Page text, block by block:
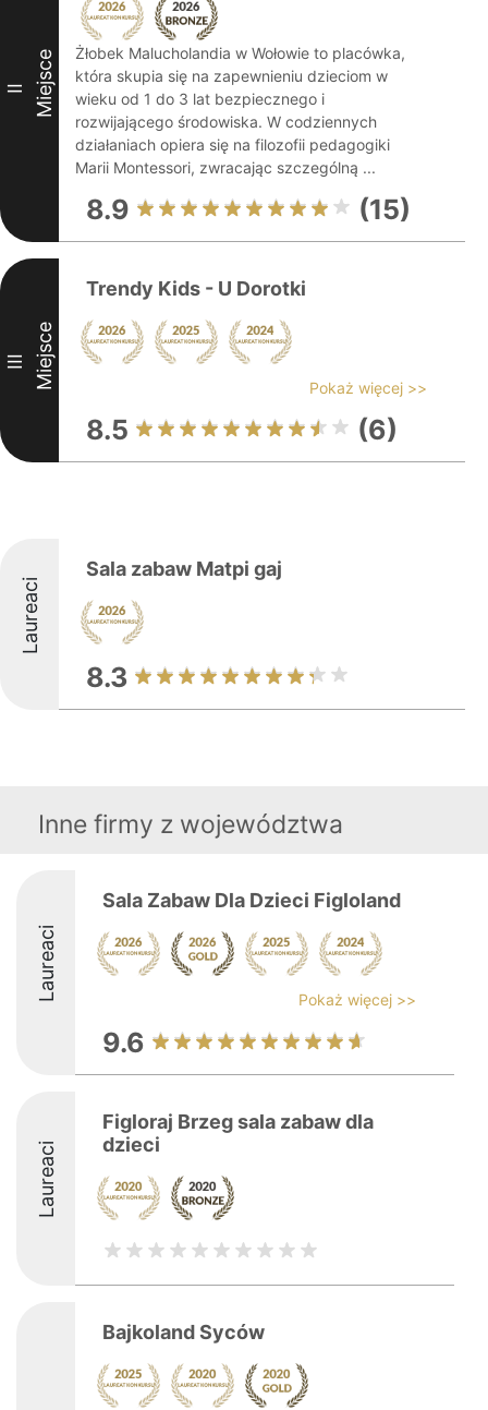
II Miejsce
Żłobek Malucholandia w Wołowie to placówka,
która skupia się na zapewnieniu dzieciom w
wieku od 1 do 3 lat bezpiecznego i
rozwijającego środowiska. W codziennych
działaniach opiera się na filozofii pedagogiki
Marii Montessori, zwracając szczególną ...
8.9 (15)
III Miejsce
Trendy Kids - U Dorotki
Pokaż więcej >>
8.5 (6)
Laureaci
Sala zabaw Matpi gaj
8.3
Inne firmy z województwa
Laureaci
Sala Zabaw Dla Dzieci Figloland
Pokaż więcej >>
9.6
Laureaci
Figloraj Brzeg sala zabaw dla
dzieci
Bajkoland Syców